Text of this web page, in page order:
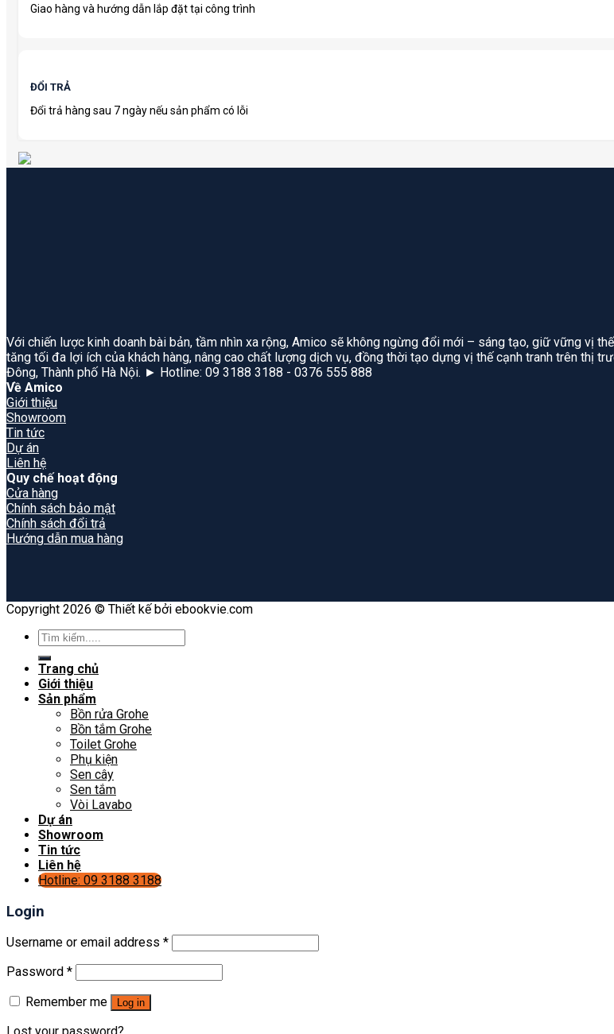
Giao hàng và hướng dẫn lắp đặt tại công trình
ĐỔI TRẢ
Đổi trả hàng sau 7 ngày nếu sản phẩm có lỗi
Với chiến lược kinh doanh bài bản, tầm nhìn xa rộng, Amico sẽ không ngừng đổi mới – sáng tạo, giữ vững vị
tăng tối đa lợi ích của khách hàng, nâng cao chất lượng dịch vụ, đồng thời tạo dựng vị thế cạnh tranh trên thị
Đông, Thành phố Hà Nội. ► Hotline: 09 3188 3188 - 0376 555 888
Về Amico
Giới thiệu
Showroom
Tin tức
Dự án
Liên hệ
Quy chế hoạt động
Cửa hàng
Chính sách bảo mật
Chính sách đổi trả
Hướng dẫn mua hàng
Copyright 2026 © Thiết kế bởi ebookvie.com
Search
for:
Trang chủ
Giới thiệu
Sản phẩm
Bồn rửa Grohe
Bồn tắm Grohe
Toilet Grohe
Phụ kiện
Sen cây
Sen tắm
Vòi Lavabo
Dự án
Showroom
Tin tức
Liên hệ
Hotline: 09 3188 3188
Login
Username or email address *
Password *
Remember me
Log in